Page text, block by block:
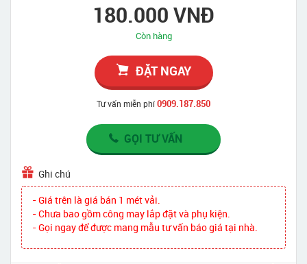
180.000 VNĐ
Còn hàng
ĐẶT NGAY
Tư vấn miễn phí0909.187.850
GỌI TƯ VẤN
Ghi chú
- Giá trên là giá bán 1 mét vải.
- Chưa bao gồm công may lắp đặt và phụ kiện.
- Gọi ngay để được mang mẫu tư vấn báo giá tại nhà.